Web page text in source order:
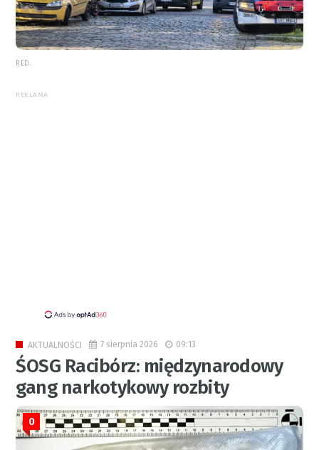
RED.
REKLAMA
AKTUALNOŚCI 7 sierpnia 2026 09:13
ŚOSG Racibórz: międzynarodowy
gang narkotykowy rozbity
0